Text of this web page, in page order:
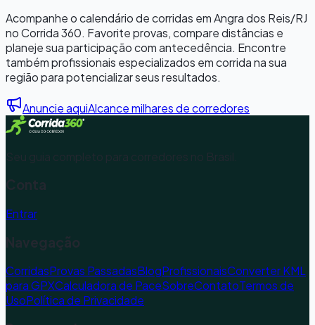
Acompanhe o calendário de corridas emAngra dos Reis/RJ
no Corrida 360. Favorite provas, compare distâncias e
planeje sua participação com antecedência. Encontre
também profissionais especializados em corrida na sua
região para potencializar seus resultados.
Anuncie aquiAlcance milhares de corredores
Seu guia completo para corredores no Brasil.
Conta
Entrar
Navegação
CorridasProvas PassadasBlogProfissionaisConverter KML
para GPXCalculadora de PaceSobreContatoTermos de
UsoPolítica de Privacidade